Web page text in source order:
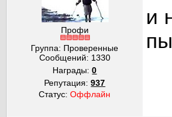
Профи
Группа: Проверенные
Сообщений: 1330
Награды:0
Репутация:937
Статус:Оффлайн
и